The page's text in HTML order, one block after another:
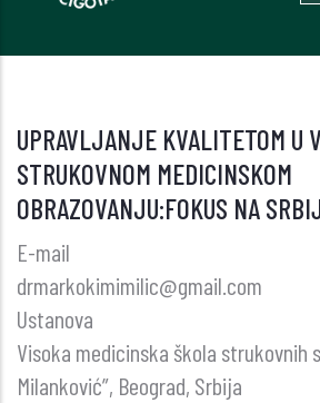
UPRAVLJANJE KVALITETOM U
STRUKOVNOM MEDICINSKOM
OBRAZOVANJU:FOKUS NA
E-mail
drmarkokimimilic@gmail.com
Ustanova
Visoka medicinska škola strukovnih
Milanković”, Beograd, Srbija